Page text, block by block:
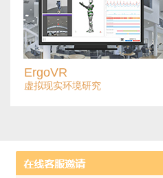
ErgoVR
虚拟现实环境研究